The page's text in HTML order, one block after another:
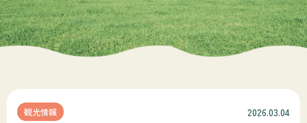
観光情報 2026.03.04